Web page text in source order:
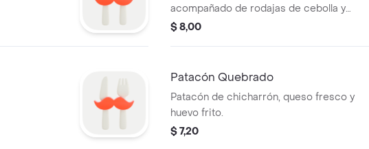
acompañado de rodajas de cebolla y
pimientos, con toques de crema.
$ 8,00
Patacón Quebrado
Patacón de chicharrón, queso fresco y
huevo frito.
$ 7,20